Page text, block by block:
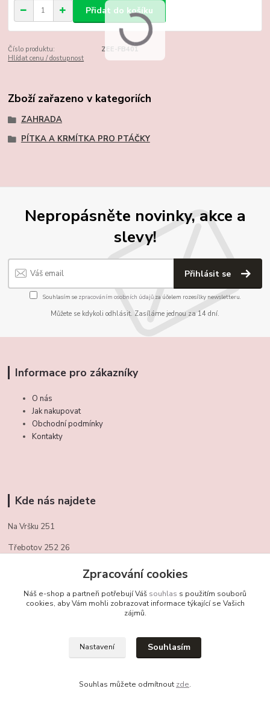
Přidat do košíku
Číslo produktu:
ZEE-FB401
Hlídat cenu / dostupnost
Zboží zařazeno v kategoriích
ZAHRADA
PÍTKA A KRMÍTKA PRO PTÁČKY
Nepropásněte novinky, akce a
slevy!
Přihlásit se
Souhlasím se zpracováním osobních údajůza účelem rozesílky newsletteru.
Můžete se kdykoli odhlásit. Zasíláme jednou za 14 dní.
Informace pro zákazníky
O nás
Jak nakupovat
Obchodní podmínky
Kontakty
Kde nás najdete
Na Vršku 251
Třebotov 252 26
obchudekuradky@gmail.com
+420 721 459 949
Zpracování cookies
Náš e-shop a partneři potřebují Váš souhlas s použitím souborů
cookies, aby Vám mohli zobrazovat informace týkající se Vašich
zájmů.
Nastavení Souhlasím
Souhlas můžete odmítnout zde.